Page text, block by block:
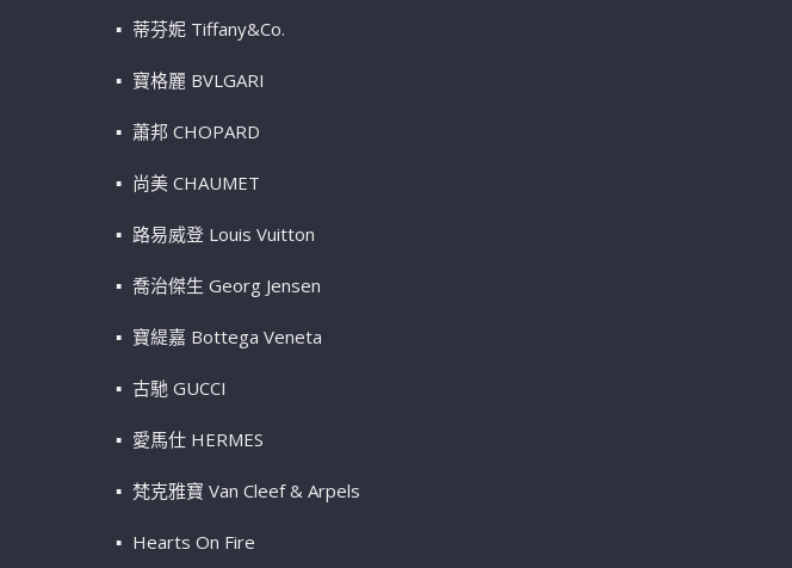
蒂芬妮 Tiffany&Co.
寶格麗 BVLGARI
蕭邦 CHOPARD
尚美 CHAUMET
路易威登 Louis Vuitton
喬治傑生 Georg Jensen
寶緹嘉 Bottega Veneta
古馳 GUCCI
愛馬仕 HERMES
梵克雅寶 Van Cleef & Arpels
Hearts On Fire